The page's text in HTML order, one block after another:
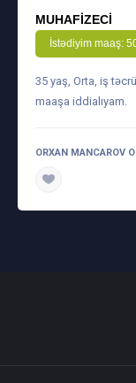
MUHAFIZECI
İstədiyim maaş:
35 yaş, Orta, iş
maaşa iddialıyam.
ORXAN MANCAROV